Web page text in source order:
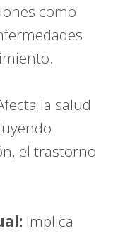
como
la salud
el trastorno
Implica